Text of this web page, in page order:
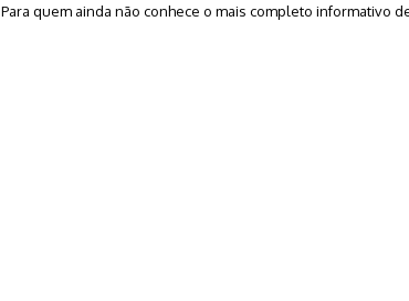
Para quem ainda não conhece o mais completo informativo